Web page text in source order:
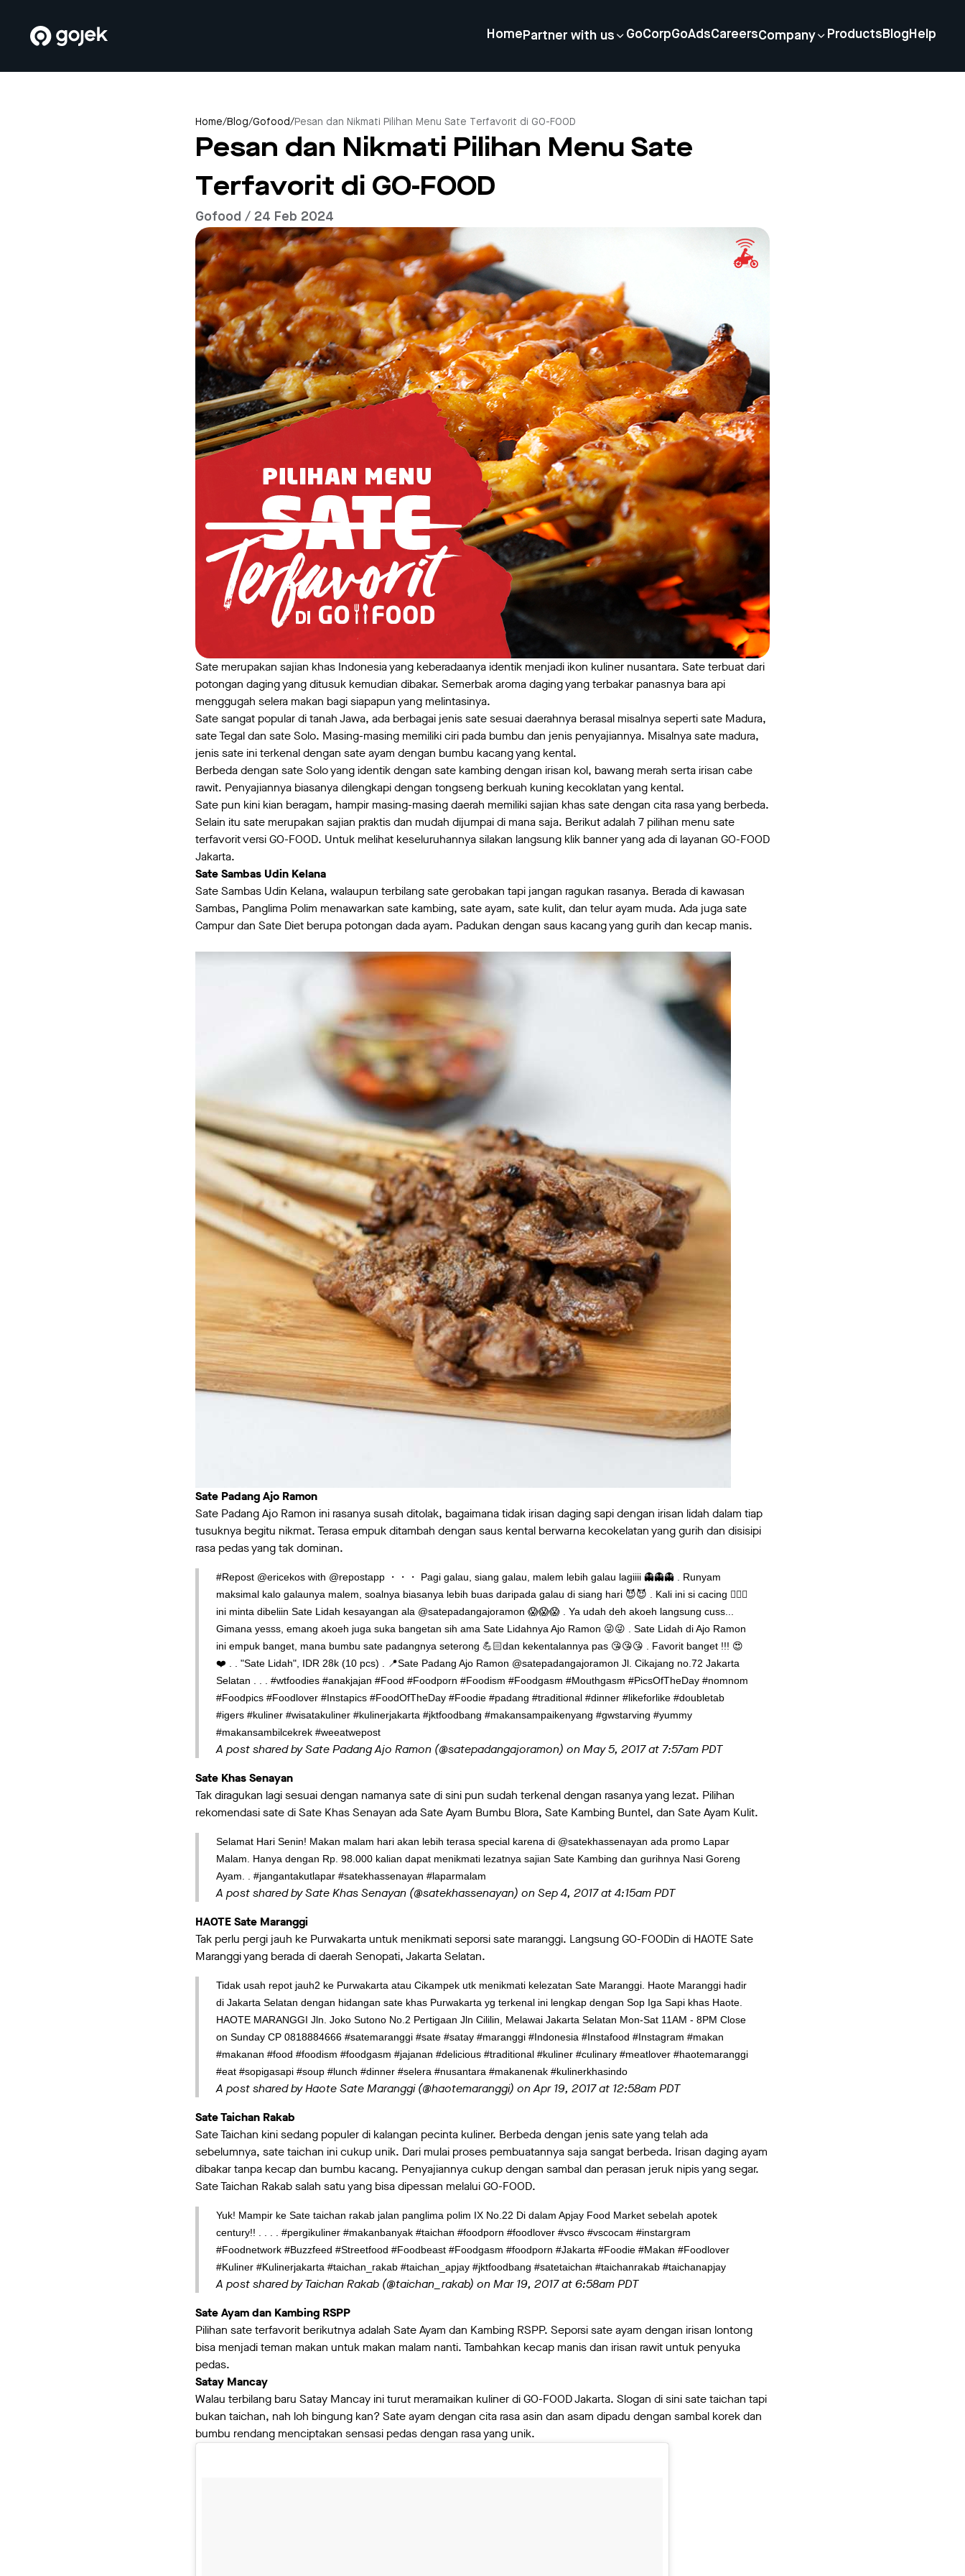
Home Partner with us GoCorpGoAdsCareersCompany Products Blog Help
Home/Blog/Gofood/Pesan dan Nikmati Pilihan Menu Sate Terfavorit di GO-FOOD
Pesan dan Nikmati Pilihan Menu Sate
Terfavorit di GO-FOOD
Gofood / 24 Feb 2024
Sate merupakan sajian khas Indonesia yang keberadaanya identik menjadi ikon kuliner nusantara. Sate terbuat dari
potongan daging yang ditusuk kemudian dibakar. Semerbak aroma daging yang terbakar panasnya bara api
menggugah selera makan bagi siapapun yang melintasinya.
Sate sangat popular di tanah Jawa, ada berbagai jenis sate sesuai daerahnya berasal misalnya seperti sate Madura,
sate Tegal dan sate Solo. Masing-masing memiliki ciri pada bumbu dan jenis penyajiannya. Misalnya sate madura,
jenis sate ini terkenal dengan sate ayam dengan bumbu kacang yang kental.
Berbeda dengan sate Solo yang identik dengan sate kambing dengan irisan kol, bawang merah serta irisan cabe
rawit. Penyajiannya biasanya dilengkapi dengan tongseng berkuah kuning kecoklatan yang kental.
Sate pun kini kian beragam, hampir masing-masing daerah memiliki sajian khas sate dengan cita rasa yang berbeda.
Selain itu sate merupakan sajian praktis dan mudah dijumpai di mana saja. Berikut adalah 7 pilihan menu sate
terfavorit versi GO-FOOD. Untuk melihat keseluruhannya silakan langsung klik banner yang ada di layanan GO-FOOD
Jakarta.
Sate Sambas Udin Kelana
Sate Sambas Udin Kelana, walaupun terbilang sate gerobakan tapi jangan ragukan rasanya. Berada di kawasan
Sambas, Panglima Polim menawarkan sate kambing, sate ayam, sate kulit, dan telur ayam muda. Ada juga sate
Campur dan Sate Diet berupa potongan dada ayam. Padukan dengan saus kacang yang gurih dan kecap manis.
Sate Padang Ajo Ramon
Sate Padang Ajo Ramon ini rasanya susah ditolak, bagaimana tidak irisan daging sapi dengan irisan lidah dalam tiap
tusuknya begitu nikmat. Terasa empuk ditambah dengan saus kental berwarna kecokelatan yang gurih dan disisipi
rasa pedas yang tak dominan.
#Repost @ericekos with @repostapp ・・・ Pagi galau, siang galau, malem lebih galau lagiiii 👻👻👻 . Runyam
maksimal kalo galaunya malem, soalnya biasanya lebih buas daripada galau di siang hari 😈😈 . Kali ini si cacing 👉🏻🐍
ini minta dibeliin Sate Lidah kesayangan ala @satepadangajoramon 😱😱😱 . Ya udah deh akoeh langsung cuss...
Gimana yesss, emang akoeh juga suka bangetan sih ama Sate Lidahnya Ajo Ramon 😜😜 . Sate Lidah di Ajo Ramon
ini empuk banget, mana bumbu sate padangnya seterong 💪🏻dan kekentalannya pas 😘😘😘 . Favorit banget !!! 😍
❤️ . . "Sate Lidah", IDR 28k (10 pcs) . 📍Sate Padang Ajo Ramon @satepadangajoramon Jl. Cikajang no.72 Jakarta
Selatan . . . #wtfoodies #anakjajan #Food #Foodporn #Foodism #Foodgasm #Mouthgasm #PicsOfTheDay #nomnom
#Foodpics #Foodlover #Instapics #FoodOfTheDay #Foodie #padang #traditional #dinner #likeforlike #doubletab
#igers #kuliner #wisatakuliner #kulinerjakarta #jktfoodbang #makansampaikenyang #gwstarving #yummy
#makansambilcekrek #weeatwepost
A post shared by Sate Padang Ajo Ramon (@satepadangajoramon) onMay 5, 2017 at 7:57am PDT
Sate Khas Senayan
Tak diragukan lagi sesuai dengan namanya sate di sini pun sudah terkenal dengan rasanya yang lezat. Pilihan
rekomendasi sate di Sate Khas Senayan ada Sate Ayam Bumbu Blora, Sate Kambing Buntel, dan Sate Ayam Kulit.
Selamat Hari Senin! Makan malam hari akan lebih terasa special karena di @satekhassenayan ada promo Lapar
Malam. Hanya dengan Rp. 98.000 kalian dapat menikmati lezatnya sajian Sate Kambing dan gurihnya Nasi Goreng
Ayam. . #jangantakutlapar #satekhassenayan #laparmalam
A post shared by Sate Khas Senayan (@satekhassenayan) onSep 4, 2017 at 4:15am PDT
HAOTE Sate Maranggi
Tak perlu pergi jauh ke Purwakarta untuk menikmati seporsi sate maranggi. Langsung GO-FOODin di HAOTE Sate
Maranggi yang berada di daerah Senopati, Jakarta Selatan.
Tidak usah repot jauh2 ke Purwakarta atau Cikampek utk menikmati kelezatan Sate Maranggi. Haote Maranggi hadir
di Jakarta Selatan dengan hidangan sate khas Purwakarta yg terkenal ini lengkap dengan Sop Iga Sapi khas Haote.
HAOTE MARANGGI Jln. Joko Sutono No.2 Pertigaan Jln Cililin, Melawai Jakarta Selatan Mon-Sat 11AM - 8PM Close
on Sunday CP 0818884666 #satemaranggi #sate #satay #maranggi #Indonesia #Instafood #Instagram #makan
#makanan #food #foodism #foodgasm #jajanan #delicious #traditional #kuliner #culinary #meatlover #haotemaranggi
#eat #sopigasapi #soup #lunch #dinner #selera #nusantara #makanenak #kulinerkhasindo
A post shared by Haote Sate Maranggi (@haotemaranggi) onApr 19, 2017 at 12:58am PDT
Sate Taichan Rakab
Sate Taichan kini sedang populer di kalangan pecinta kuliner. Berbeda dengan jenis sate yang telah ada
sebelumnya, sate taichan ini cukup unik. Dari mulai proses pembuatannya saja sangat berbeda. Irisan daging ayam
dibakar tanpa kecap dan bumbu kacang. Penyajiannya cukup dengan sambal dan perasan jeruk nipis yang segar.
Sate Taichan Rakab salah satu yang bisa dipessan melalui GO-FOOD.
Yuk! Mampir ke Sate taichan rakab jalan panglima polim IX No.22 Di dalam Apjay Food Market sebelah apotek
century!! . . . . #pergikuliner #makanbanyak #taichan #foodporn #foodlover #vsco #vscocam #instargram
#Foodnetwork #Buzzfeed #Streetfood #Foodbeast #Foodgasm #foodporn #Jakarta #Foodie #Makan #Foodlover
#Kuliner #Kulinerjakarta #taichan_rakab #taichan_apjay #jktfoodbang #satetaichan #taichanrakab #taichanapjay
A post shared by Taichan Rakab (@taichan_rakab) onMar 19, 2017 at 6:58am PDT
Sate Ayam dan Kambing RSPP
Pilihan sate terfavorit berikutnya adalah Sate Ayam dan Kambing RSPP. Seporsi sate ayam dengan irisan lontong
bisa menjadi teman makan untuk makan malam nanti. Tambahkan kecap manis dan irisan rawit untuk penyuka
pedas.
Satay Mancay
Walau terbilang baru Satay Mancay ini turut meramaikan kuliner di GO-FOOD Jakarta. Slogan di sini sate taichan tapi
bukan taichan, nah loh bingung kan? Sate ayam dengan cita rasa asin dan asam dipadu dengan sambal korek dan
bumbu rendang menciptakan sensasi pedas dengan rasa yang unik.